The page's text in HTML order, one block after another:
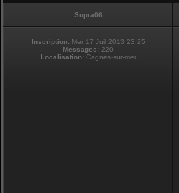
Supra06
Inscription: Mer 17 Juil 2013 23:25
Messages: 220
Localisation:Cagnes-sur-mer